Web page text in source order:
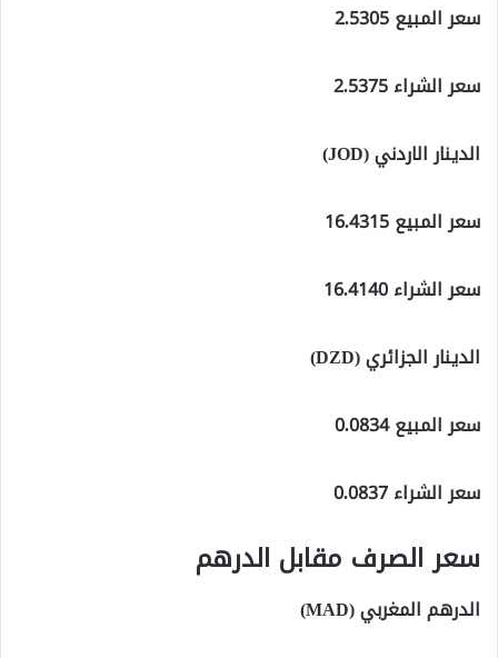
سعر المبيع 2.5305
سعر الشراء 2.5375
الدينار الاردني (JOD)
سعر المبيع 16.4315
سعر الشراء 16.4140
الدينار الجزائري (DZD)
سعر المبيع 0.0834
سعر الشراء 0.0837
سعر الصرف مقابل الدرهم
الدرهم المغربي (MAD)